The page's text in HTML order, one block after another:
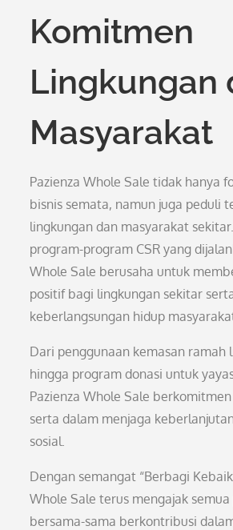
Komitmen
Lingkungan
Masyarakat
Pazienza Whole Sale tidak hanya
bisnis semata, namun juga peduli
lingkungan dan masyarakat
program-program CSR yang
Whole Sale berusaha untuk
positif bagi lingkungan sekitar
keberlangsungan hidup
Dari penggunaan kemasan ramah
hingga program donasi untuk
Pazienza Whole Sale
serta dalam menjaga
sosial.
Dengan semangat “Berbagi
Whole Sale terus mengajak
bersama-sama berkontribusi